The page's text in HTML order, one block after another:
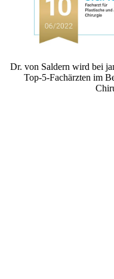
Dr. von Saldern wird bei
Top-5-Fachärzten im